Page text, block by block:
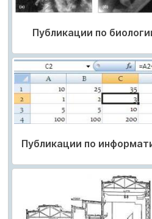
Публикации по
Публикации по